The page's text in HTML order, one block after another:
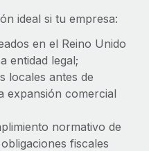
los empleados sin
ayudar a empresas de
y...
empleador equitativo
ideal si tu empresa:
en el Reino Unido
entidad legal;
locales antes de
expansión comercial
normativo de
fiscales